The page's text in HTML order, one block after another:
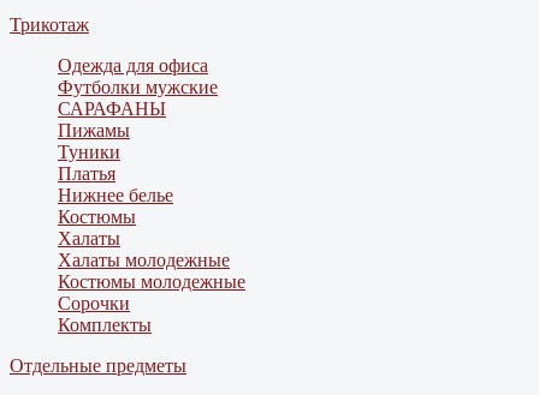
Трикотаж
Одежда для офиса
Футболки мужские
САРАФАНЫ
Пижамы
Туники
Платья
Нижнее белье
Костюмы
Халаты
Халаты молодежные
Костюмы молодежные
Сорочки
Комплекты
Отдельные предметы